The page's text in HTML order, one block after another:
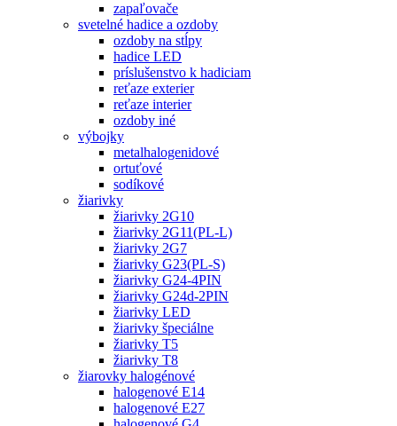
zapaľovače
svetelné hadice a ozdoby
ozdoby na stĺpy
hadice LED
príslušenstvo k hadiciam
reťaze exterier
reťaze interier
ozdoby iné
výbojky
metalhalogenidové
ortuťové
sodíkové
žiarivky
žiarivky 2G10
žiarivky 2G11(PL-L)
žiarivky 2G7
žiarivky G23(PL-S)
žiarivky G24-4PIN
žiarivky G24d-2PIN
žiarivky LED
žiarivky špeciálne
žiarivky T5
žiarivky T8
žiarovky halogénové
halogenové E14
halogenové E27